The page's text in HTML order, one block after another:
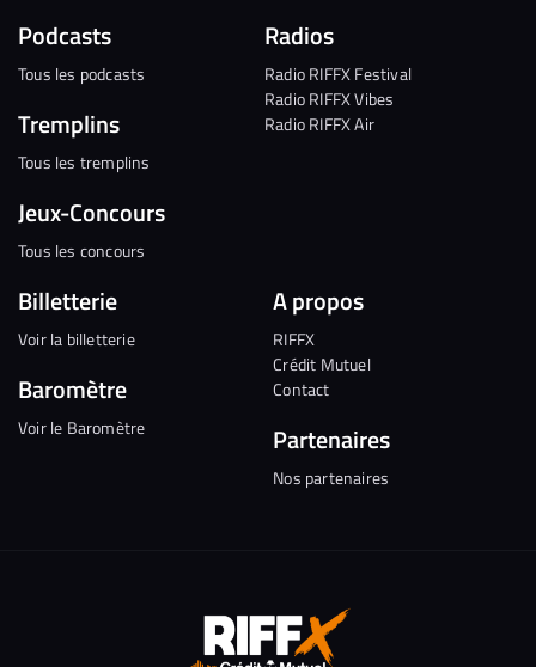
Podcasts
Tous les podcasts
Tremplins
Tous les tremplins
Jeux-Concours
Tous les concours
Radios
Radio RIFFX Festival
Radio RIFFX Vibes
Radio RIFFX Air
Billetterie
Voir la billetterie
Baromètre
Voir le Baromètre
A propos
RIFFX
Crédit Mutuel
Contact
Partenaires
Nos partenaires